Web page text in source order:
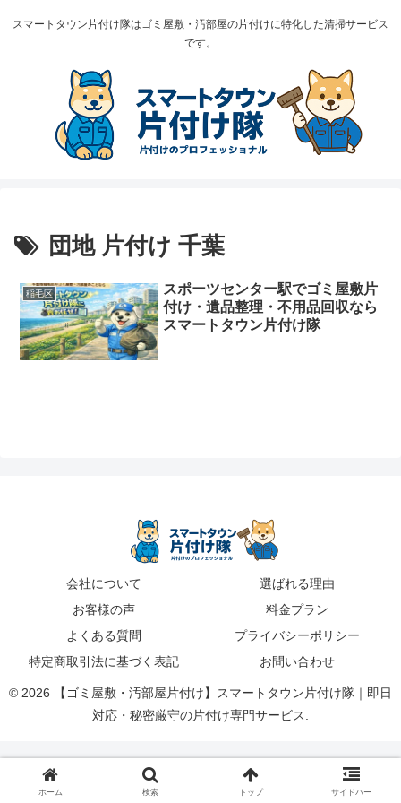
スマートタウン片付け隊はゴミ屋敷・汚部屋の片付けに特化した清掃サービス
です。
団地 片付け 千葉
稲毛区
スポーツセンター駅でゴミ屋敷片
付け・遺品整理・不用品回収なら
スマートタウン片付け隊
会社について
選ばれる理由
お客様の声
料金プラン
よくある質問
プライバシーポリシー
特定商取引法に基づく表記
お問い合わせ
© 2026 【ゴミ屋敷・汚部屋片付け】スマートタウン片付け隊｜即日
対応・秘密厳守の片付け専門サービス.
ホーム 検索 トップ サイドバー